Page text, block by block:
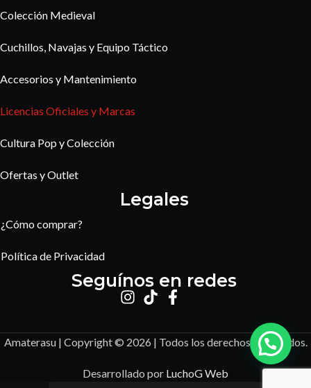
Colección Medieval
Cuchillos, Navajas y Equipo Táctico
Accesorios y Mantenimiento
Licencias Oficiales y Marcas
Cultura Pop y Colección
Ofertas y Outlet
Legales
¿Cómo comprar?
Política de Privacidad
Seguínos en redes
Amaterasu | Copyright © 2026 | Todos los derechos reservados.
Desarrollado por LuchoG Web